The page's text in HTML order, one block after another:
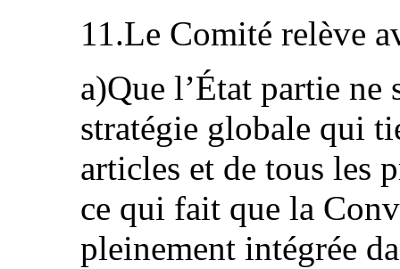
11.Le Comité relève
a)Que l’État partie ne
stratégie globale qui
articles et de tous les
ce qui fait que la
pleinement intégrée